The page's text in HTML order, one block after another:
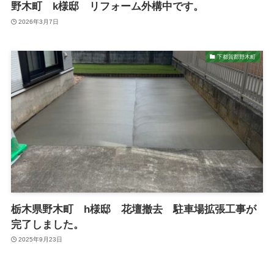
野木町 k様邸 リフォーム外構中です。
2026年3月7日
下都賀郡野木町
栃木県野木町 h様邸 花壇撤去 駐車場拡張工事が
完了しました。
2025年9月23日